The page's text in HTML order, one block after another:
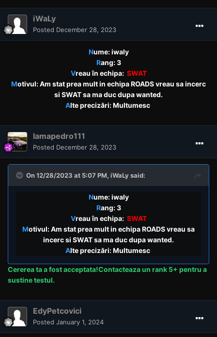
iWaLy
Posted December 28, 2023
Nume: iwaly
Rang: 3
Vreau în echipa: SWAT
Motivul: Am stat prea mult in echipa ROADS vreau sa incerc
si SWAT sa ma duc dupa wanted.
Alte precizări: Multumesc
lamapedro111
Posted December 28, 2023
On 12/28/2023 at 5:07 PM,iWaLysaid:
Nume: iwaly
Rang: 3
Vreau în echipa: SWAT
Motivul: Am stat prea mult in echipa ROADS vreau sa
incerc si SWAT sa ma duc dupa wanted.
Alte precizări: Multumesc
Cerereata a fost acceptata!Contacteaza un rank 5+ pentru a
sustine testul.
EdyPetcovici
Posted January 1, 2024